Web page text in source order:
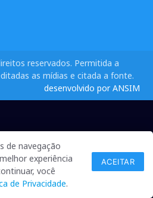
reservados. Permitida a
as mídias e citada a fonte.
desenvolvido por ANSIM
de navegação
experiência
você
de Privacidade.
ACEITAR